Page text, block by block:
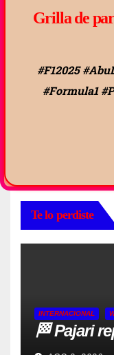
Grilla de
#F12025
#Formula1
Te lo perdiste
INTERNACIONAL
🏁 Pajari